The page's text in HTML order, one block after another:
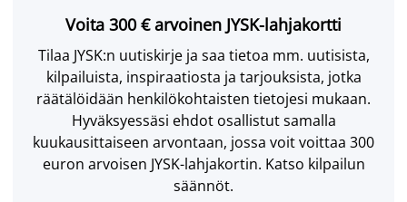
Voita 300 € arvoinen JYSK-lahjakortti
Tilaa JYSK:n uutiskirje ja saa tietoa mm. uutisista,
kilpailuista, inspiraatiosta ja tarjouksista, jotka
räätälöidään henkilökohtaisten tietojesi mukaan.
Hyväksyessäsi ehdot osallistut samalla
kuukausittaiseen arvontaan, jossa voit voittaa 300
euron arvoisen JYSK-lahjakortin. Katso kilpailun
säännöt.